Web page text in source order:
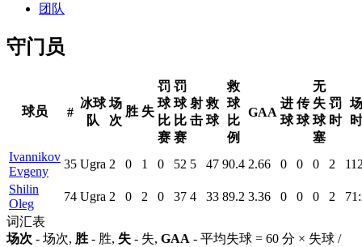
团队
守门员
球员 #
冰球
队
场
次
胜 失
罚
球
比
赛
罚
球
比
赛
射
击
救
球
救
球
比
例
GAA
进
球
传
球
无
失
球
塞
罚
时
Ivannikov
Evgeny
35 Ugra 2 0 1 0 52 5 47 90.4 2.66 0 0 0 2
Shilin
Oleg
74 Ugra 2 0 2 0 37 4 33 89.2 3.36 0 0 0 2
词汇表
场次 - 场次, 胜 - 胜, 失 - 失, GAA - 平均失球 = 60 分 × 失球 /